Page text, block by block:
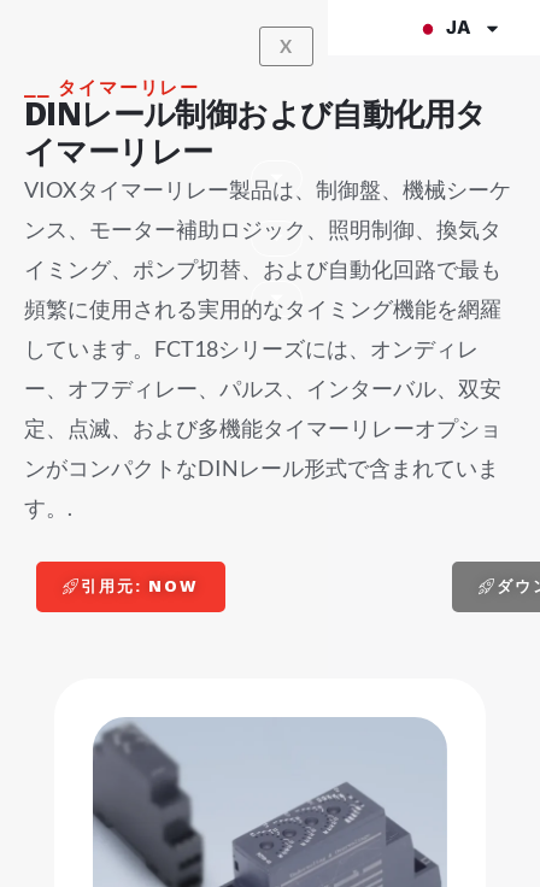
X
JA
⎯⎯ タイマーリレー
DINレール制御および自動化用タ
イマーリレー
VIOXタイマーリレー製品は、制御盤、機械シーケ
ンス、モーター補助ロジック、照明制御、換気タ
イミング、ポンプ切替、および自動化回路で最も
頻繁に使用される実用的なタイミング機能を網羅
しています。FCT18シリーズには、オンディレ
ー、オフディレー、パルス、インターバル、双安
定、点滅、および多機能タイマーリレーオプショ
ンがコンパクトなDINレール形式で含まれていま
す。.
引用元: NOW ダウ